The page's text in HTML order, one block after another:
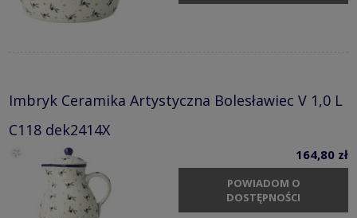
Imbryk Ceramika Artystyczna Bolesławiec V 1,0 L
C118 dek2414X
164,80 zł
POWIADOM O
DOSTĘPNOŚCI